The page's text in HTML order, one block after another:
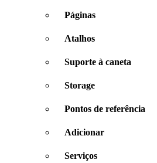
Páginas
Atalhos
Suporte à caneta
Storage
Pontos de referência
Adicionar
Serviços